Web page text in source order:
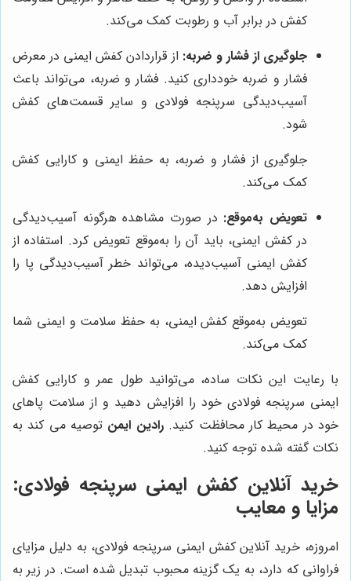
کفش در برابر آب و رطوبت کمک می‌کند.
جلوگیری از فشار و ضربه: از قراردادن کفش ایمنی در معرض
فشار و ضربه خودداری کنید. فشار و ضربه، می‌تواند باعث
آسیب‌دیدگی سرپنجه فولادی و سایر قسمت‌های کفش
شود.
جلوگیری از فشار و ضربه، به حفظ ایمنی و کارایی کفش
کمک می‌کند.
تعویض به‌موقع: در صورت مشاهده هرگونه آسیب‌دیدگی
در کفش ایمنی، باید آن را به‌موقع تعویض کرد. استفاده از
کفش ایمنی آسیب‌دیده، می‌تواند خطر آسیب‌دیدگی پا را
افزایش دهد.
تعویض به‌موقع کفش ایمنی، به حفظ سلامت و ایمنی شما
کمک می‌کند.
با رعایت این نکات ساده، می‌توانید طول عمر و کارایی کفش
ایمنی سرپنجه فولادی خود را افزایش دهید و از سلامت پاهای
خود در محیط کار محافظت کنید.رادین ایمن توصیه می کند به
نکات گفته شده توجه کنید.
خرید آنلاین کفش ایمنی سرپنجه فولادی:
مزایا و معایب
امروزه، خرید آنلاین کفش ایمنی سرپنجه فولادی، به دلیل مزایای
فراوانی که دارد، به یک گزینه محبوب تبدیل شده است. در زیر به